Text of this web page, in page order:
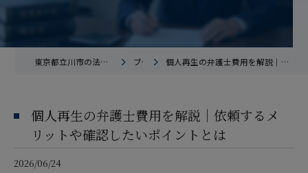
東京都立川市の法律事務所ならTifa法律事務所 ブログ 個人再生の弁護士費用を解説｜依頼するメリットや確認したいポイントとは
個人再生の弁護士費用を解説｜依頼するメ
リットや確認したいポイントとは
2026/06/24